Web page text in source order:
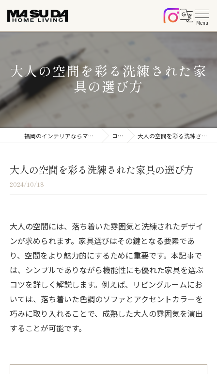
大人の空間を彩る洗練された家
具の選び方
福岡のインテリアならマスダホームリビング コラム 大人の空間を彩る洗練された家具の選び方
大人の空間を彩る洗練された家具の選び方
2024/10/18
大人の空間には、落ち着いた雰囲気と洗練されたデザイ
ンが求められます。家具選びはその鍵となる要素であ
り、空間をより魅力的にするために重要です。本記事で
は、シンプルでありながら機能性にも優れた家具を選ぶ
コツを詳しく解説します。例えば、リビングルームにお
いては、落ち着いた色調のソファとアクセントカラーを
巧みに取り入れることで、成熟した大人の雰囲気を演出
することが可能です。